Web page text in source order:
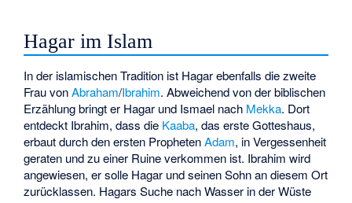
Hagar im Islam
In der islamischen Tradition ist Hagar ebenfalls die zweite
Frau vonAbraham/Ibrahim. Abweichend von der biblischen
Erzählung bringt er Hagar und Ismael nach Mekka. Dort
entdeckt Ibrahim, dass die Kaaba, das erste Gotteshaus,
erbaut durch den ersten ProphetenAdam, in Vergessenheit
geraten und zu einer Ruine verkommen ist. Ibrahim wird
angewiesen, er solle Hagar und seinen Sohn an diesem Ort
zurücklassen. Hagars Suche nach Wasser in der Wüste